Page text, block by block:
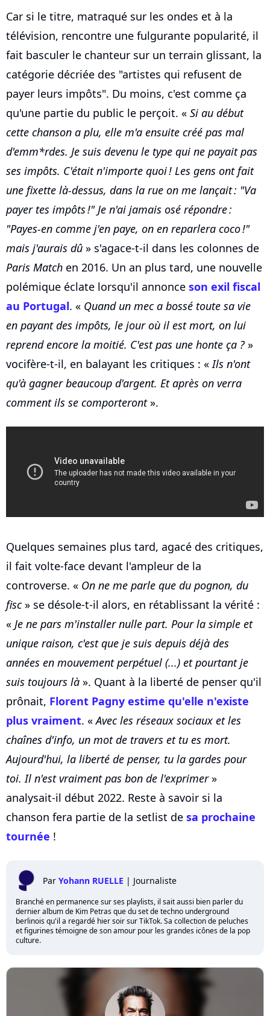
Car si le titre, matraqué sur les ondes et à la
télévision, rencontre une fulgurante popularité, il
fait basculer le chanteur sur un terrain glissant, la
catégorie décriée des "artistes qui refusent de
payer leurs impôts". Du moins, c'est comme ça
qu'une partie du public le perçoit. « Si au début
cette chanson a plu, elle m'a ensuite créé pas mal
d'emm*rdes. Je suis devenu le type qui ne payait pas
ses impôts. C'était n'importe quoi ! Les gens ont fait
une fixette là-dessus, dans la rue on me lançait : "Va
payer tes impôts !" Je n'ai jamais osé répondre :
"Payes-en comme j'en paye, on en reparlera coco !"
mais j'aurais dû » s'agace-t-il dans les colonnes de
Paris Match en 2016. Un an plus tard, une nouvelle
polémique éclate lorsqu'il annonce son exil fiscal
au Portugal. « Quand un mec a bossé toute sa vie
en payant des impôts, le jour où il est mort, on lui
reprend encore la moitié. C'est pas une honte ça ?»
vocifère-t-il, en balayant les critiques : «Ils n'ont
qu'à gagner beaucoup d'argent. Et après on verra
comment ils se comporteront».
Quelques semaines plus tard, agacé des critiques,
il fait volte-face devant l'ampleur de la
controverse. « On ne me parle que du pognon, du
fisc» se désole-t-il alors, en rétablissant la vérité :
« Je ne pars m'installer nulle part. Pour la simple et
unique raison, c'est que je suis depuis déjà des
années en mouvement perpétuel (...) et pourtant je
suis toujours là ». Quant à la liberté de penser qu'il
prônait, Florent Pagny estime qu'elle n'existe
plus vraiment. «Avec les réseaux sociaux et les
chaînes d'info, un mot de travers et tu es mort.
Aujourd'hui, la liberté de penser, tu la gardes pour
toi. Il n'est vraiment pas bon de l'exprimer»
analysait-il début 2022. Reste à savoir si la
chanson fera partie de la setlist de sa prochaine
tournée !
Par Yohann RUELLE | Journaliste
Branché en permanence sur ses playlists, il sait aussi bien parler du
dernier album de Kim Petras que du set de techno underground
berlinois qu'il a regardé hier soir sur TikTok. Sa collection de peluches
et figurines témoigne de son amour pour les grandes icônes de la pop
culture.